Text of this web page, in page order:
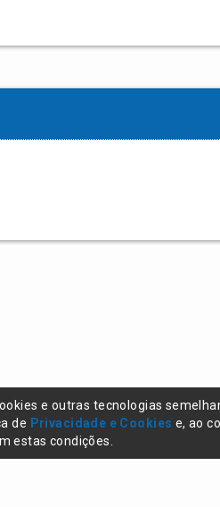
e outras tecnologias
de Privacidade e Cookies e, ao
estas condições.